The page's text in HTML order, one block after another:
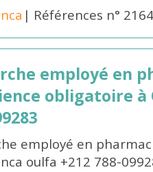
| Références n°
employé en
obligatoire à
employé en
oulfa +212 788-